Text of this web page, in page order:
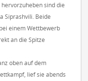
sind die
Siprashvili. Beide
einem Wettbewerb
an die Spitze
oben auf dem
lief sie abends